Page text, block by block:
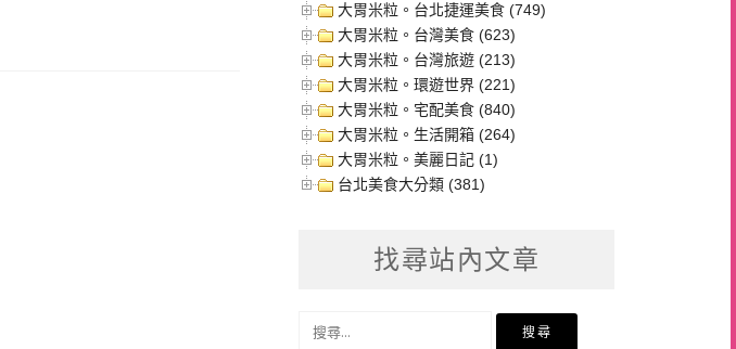
大胃米粒。台北捷運美食 (749)
大胃米粒。台灣美食 (623)
大胃米粒。台灣旅遊 (213)
大胃米粒。環遊世界 (221)
大胃米粒。宅配美食 (840)
大胃米粒。生活開箱 (264)
大胃米粒。美麗日記 (1)
台北美食大分類 (381)
找尋站內文章